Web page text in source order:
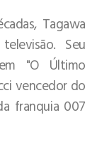
Tagawa
Seu
"O Último
vencedor do
franquia 007